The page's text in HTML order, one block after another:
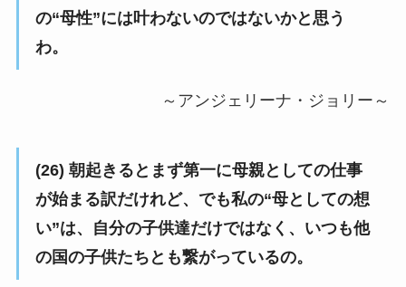
の“母性”には叶わないのではないかと思う
わ。
～アンジェリーナ・ジョリー～
(26) 朝起きるとまず第一に母親としての仕事
が始まる訳だけれど、でも私の“母としての想
い”は、自分の子供達だけではなく、いつも他
の国の子供たちとも繋がっているの。